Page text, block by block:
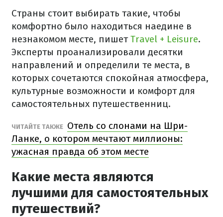
Страны стоит выбирать такие, чтобы
комфортно было находиться наедине в
незнакомом месте, пишетTravel + Leisure.
Эксперты проанализировали десятки
направлений и определили те места, в
которых сочетаются спокойная атмосфера,
культурные возможности и комфорт для
самостоятельных путешественниц.
ЧИТАЙТЕ ТАКЖЕ Отель со слонами на Шри-
Ланке, о котором мечтают миллионы:
ужасная правда об этом месте
Какие места являются
лучшими для самостоятельных
путешествий?